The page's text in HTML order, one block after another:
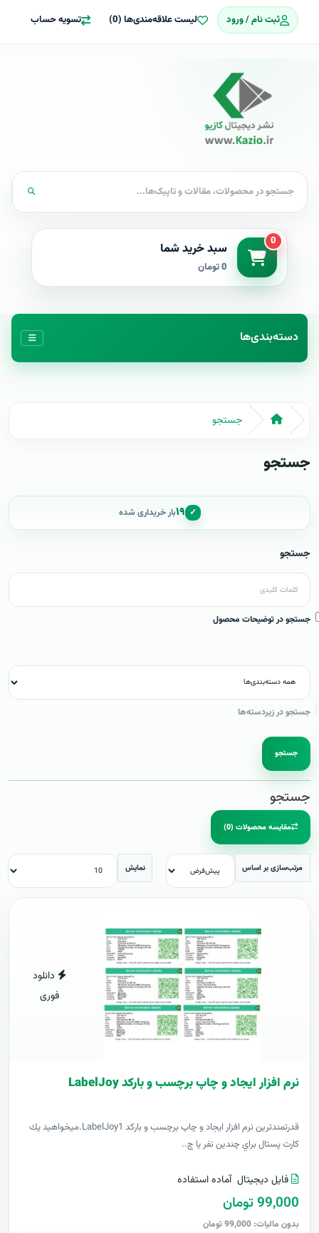
ثبت نام / ورود لیست علاقه‌مندی‌ها (0) تسویه حساب
0 سبد خرید شما
0 تومان
دسته‌بندی‌ها
جستجو
جستجو
✓ ۱۹بار خریداری شده
جستجو
جستجو در توضیحات محصول
جستجو در زیردسته‌ها
جستجو
جستجو
مقایسه محصولات (0)
مرتب‌سازی بر اساس نمایش
دانلود
فوری
نرم افزار ایجاد و چاپ برچسب و بارکد LabelJoy
قدرتمندترين نرم افزار ایجاد و چاپ برچسب و بارکد LabelJoy1.ميخواهيد يك
كارت پستال براي چندين نفر يا چ..
فایل دیجیتال آماده استفاده
99,000 تومان
بدون مالیات: 99,000 تومان